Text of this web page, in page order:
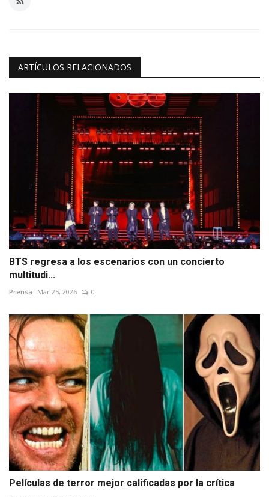
ARTÍCULOS RELACIONADOS
BTS regresa a los escenarios con un concierto
multitudi...
Prensa Mar 25, 2026 0
Películas de terror mejor calificadas por la crítica